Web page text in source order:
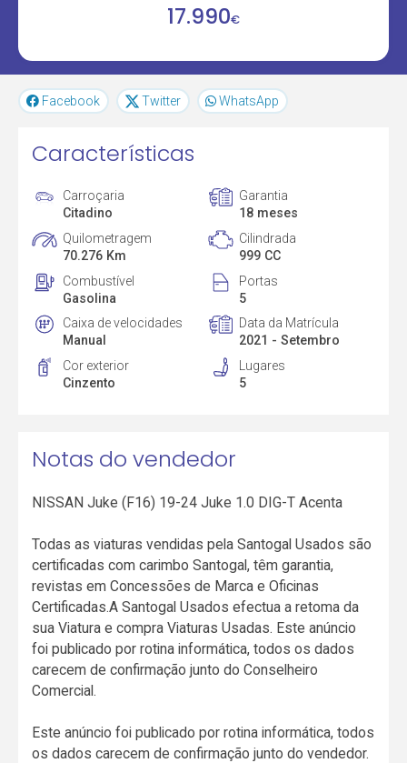
17.990€
Facebook Twitter WhatsApp
Características
Carroçaria
Citadino
Garantia
18 meses
Quilometragem
70.276 Km
Cilindrada
999 CC
Combustível
Gasolina
Portas
5
Caixa de velocidades
Manual
Data da Matrícula
2021 - Setembro
Cor exterior
Cinzento
Lugares
5
Notas do vendedor
NISSAN Juke (F16) 19-24 Juke 1.0 DIG-T Acenta
Todas as viaturas vendidas pela Santogal Usados são
certificadas com carimbo Santogal, têm garantia,
revistas em Concessões de Marca e Oficinas
Certificadas.A Santogal Usados efectua a retoma da
sua Viatura e compra Viaturas Usadas. Este anúncio
foi publicado por rotina informática, todos os dados
carecem de confirmação junto do Conselheiro
Comercial.
Este anúncio foi publicado por rotina informática, todos
os dados carecem de confirmação junto do vendedor.